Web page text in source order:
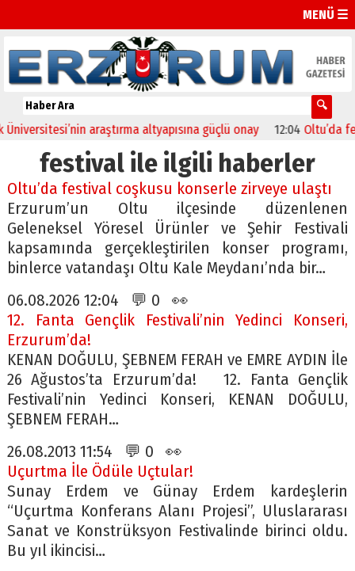
MENÜ ☰
araştırma altyapısına güçlü onay 12:04 Oltu’da
festival ile ilgili haberler
Oltu’da festival coşkusu konserle zirveye ulaştı
Erzurum’un Oltu ilçesinde düzenlenen
Geleneksel Yöresel Ürünler ve Şehir Festivali
kapsamında gerçekleştirilen konser programı,
binlerce vatandaşı Oltu Kale Meydanı’nda bir…
06.08.2026 12:04 💬 0 👀
12. Fanta Gençlik Festivali’nin Yedinci Konseri,
Erzurum’da!
KENAN DOĞULU, ŞEBNEM FERAH ve EMRE AYDIN İle
26 Ağustos’ta Erzurum’da! 12. Fanta Gençlik
Festivali’nin Yedinci Konseri, KENAN DOĞULU,
ŞEBNEM FERAH…
26.08.2013 11:54 💬 0 👀
Uçurtma İle Ödüle Uçtular!
Sunay Erdem ve Günay Erdem kardeşlerin
“Uçurtma Konferans Alanı Projesi”, Uluslararası
Sanat ve Konstrüksyon Festivalinde birinci oldu.
Bu yıl ikincisi…